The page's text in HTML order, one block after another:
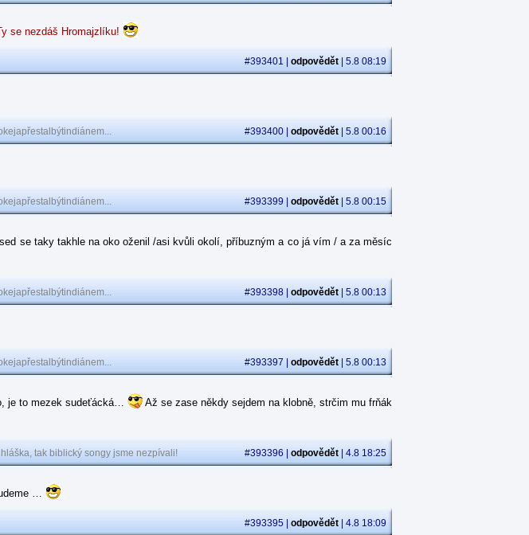
se nezdáš Hromajzlíku!
#393401 | odpovědět | 5.8 08:19
#393400 | odpovědět | 5.8 00:16
#393399 | odpovědět | 5.8 00:15
se taky takhle na oko oženil /asi kvůli okolí, příbuzným a co já vím / a za měsíc
#393398 | odpovědět | 5.8 00:13
#393397 | odpovědět | 5.8 00:13
je to mezek sudeťácká…
Až se zase někdy sejdem na klobně, strčim mu frňák
tak biblický songy jsme nezpívali! #393396 | odpovědět | 4.8 18:25
…
#393395 | odpovědět | 4.8 18:09